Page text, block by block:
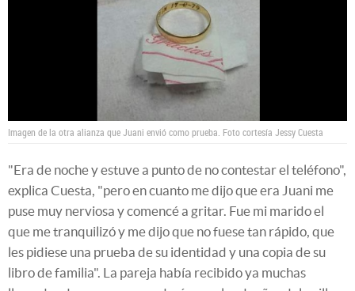
Imagen de la otra alianza que Juani envió como prueba. Foto cortesía Jessy Cuesta
"Era de noche y estuve a punto de no contestar el teléfono",
explica Cuesta, "pero en cuanto me dijo que era Juani me
puse muy nerviosa y comencé a gritar. Fue mi marido el
que me tranquilizó y me dijo que no fuese tan rápido, que
les pidiese una prueba de su identidad y una copia de su
libro de familia". La pareja había recibido ya muchas